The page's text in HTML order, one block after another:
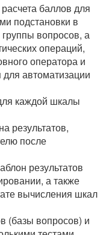
баллов для
подстановки в
вопросов, а
операций,
оператора и
автоматизации
каждой шкалы
результатов,
после
результатов
а также
вычисления шкал
(базы вопросов) и